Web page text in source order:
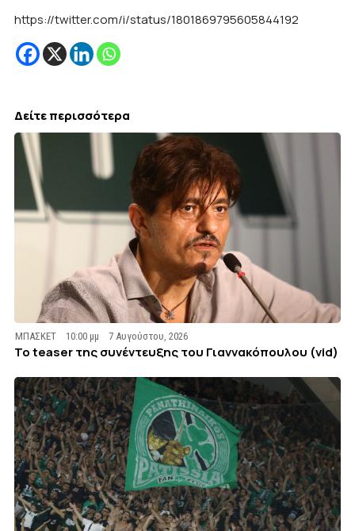
https://twitter.com/i/status/1801869795605844192
Δείτε περισσότερα
ΜΠΑΣΚΕΤ 10:00 μμ 7 Αυγούστου, 2026
To teaser της συνέντευξης του Γιαννακόπουλου (vid)